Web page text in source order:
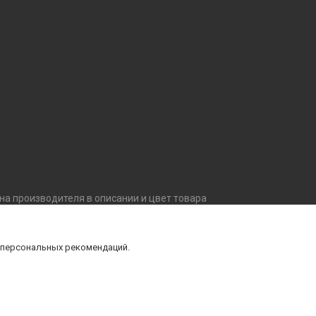
производителя в описании и цвет товара
технические характеристики и
рекомендаций.